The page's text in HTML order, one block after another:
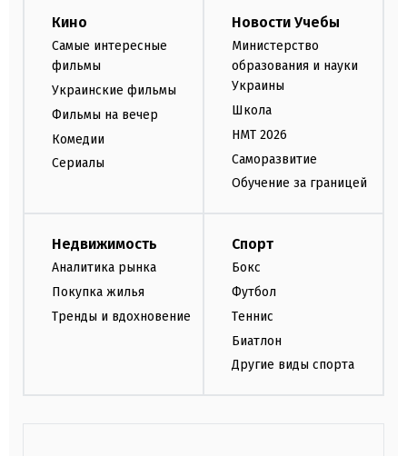
Кино
Самые интересные
фильмы
Украинские фильмы
Фильмы на вечер
Комедии
Сериалы
Новости Учебы
Министерство
образования и науки
Украины
Школа
НМТ 2026
Саморазвитие
Обучение за границей
Недвижимость
Аналитика рынка
Покупка жилья
Тренды и вдохновение
Спорт
Бокс
Футбол
Теннис
Биатлон
Другие виды спорта